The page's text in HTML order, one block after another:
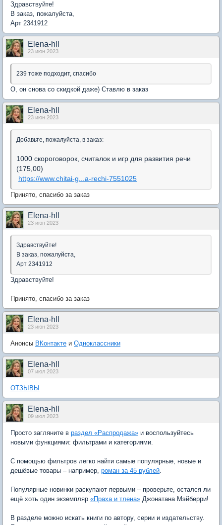
Здравствуйте!
В заказ, пожалуйста,
Арт 2341912
Elena-hll
23 июн 2023
239 тоже подходит, спасибо
О, он снова со скидкой даже) Ставлю в заказ
Elena-hll
23 июн 2023
Добавьте, пожалуйста, в заказ:
1000 скороговорок, считалок и игр для развития речи
(175,00)
https://www.chitai-g...a-rechi-7551025
Принято, спасибо за заказ
Elena-hll
23 июн 2023
Здравствуйте!
В заказ, пожалуйста,
Арт 2341912
Здравствуйте!
Принято, спасибо за заказ
Elena-hll
23 июн 2023
Анонсы ВКонтакте и Одноклассники
Elena-hll
07 июл 2023
ОТЗЫВЫ
Elena-hll
09 июл 2023
Просто загляните в раздел «Распродажа» и воспользуйтесь
новыми функциями: фильтрами и категориями.
C помощью фильтров легко найти самые популярные, новые и
дешёвые товары – например, роман за 45 рублей.
Популярные новинки раскупают первыми – проверьте, остался ли
ещё хоть один экземпляр «Праха и тлена» Джонатана Мэйберри!
В разделе можно искать книги по автору, серии и издательству.